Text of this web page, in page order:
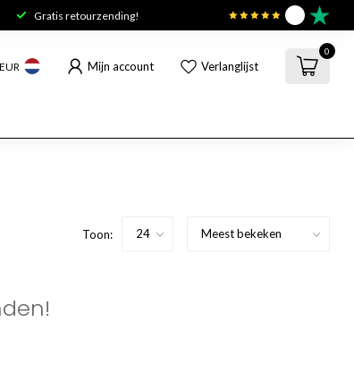
Gratis retourzending!
EUR Mijn account Verlanglijst
0
Toon: